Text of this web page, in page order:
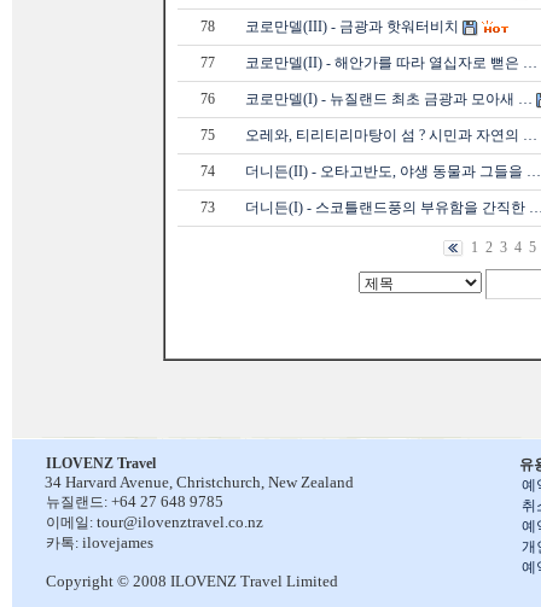
78 코로만델(III) - 금광과 핫워터비치
77 코로만델(II) - 해안가를 따라 열십자로 뻗은 …
76 코로만델(I) - 뉴질랜드 최초 금광과 모아새 …
75 오레와, 티리티리마탕이 섬 ? 시민과 자연의 …
74 더니든(II) - 오타고반도, 야생 동물과 그들을 …
73 더니든(I) - 스코틀랜드풍의 부유함을 간직한
1 2 3 4 5
유
예
취
예
개
예
ILOVENZ Travel
34 Harvard Avenue, Christchurch, New Zealand
뉴질랜드: +64 27 648 9785
이메일: tour@ilovenztravel.co.nz
카톡: ilovejames
Copyright © 2008 ILOVENZ Travel Limited